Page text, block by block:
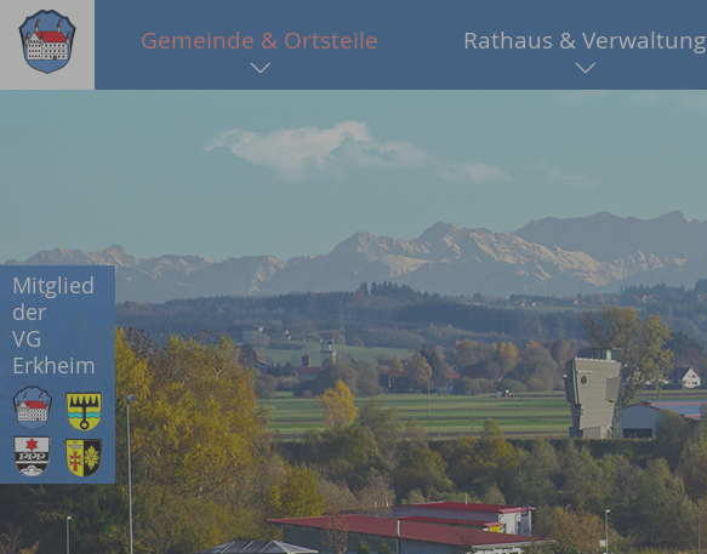
Gemeinde & Ortsteile Rathaus & Verwaltung
Mitglied
der
VG
Erkheim